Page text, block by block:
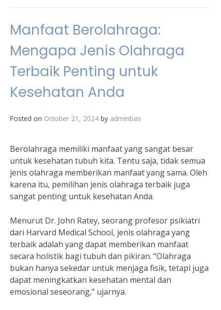
Manfaat Berolahraga:
Mengapa Jenis Olahraga
Terbaik Penting untuk
Kesehatan Anda
Posted on October 21, 2024 by adminbas
Berolahraga memiliki manfaat yang sangat besar
untuk kesehatan tubuh kita. Tentu saja, tidak semua
jenis olahraga memberikan manfaat yang sama. Oleh
karena itu, pemilihan jenis olahraga terbaik juga
sangat penting untuk kesehatan Anda.
Menurut Dr. John Ratey, seorang profesor psikiatri
dari Harvard Medical School, jenis olahraga yang
terbaik adalah yang dapat memberikan manfaat
secara holistik bagi tubuh dan pikiran. “Olahraga
bukan hanya sekedar untuk menjaga fisik, tetapi juga
dapat meningkatkan kesehatan mental dan
emosional seseorang,” ujarnya.